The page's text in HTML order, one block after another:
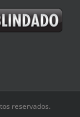
reservados.